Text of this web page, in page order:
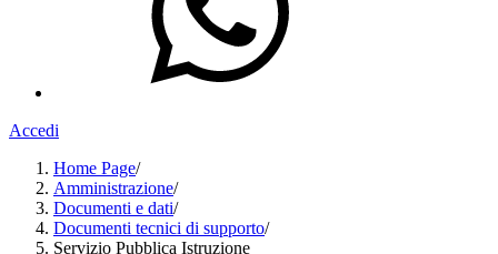
Accedi
Home Page/
Amministrazione/
Documenti e dati/
Documenti tecnici di supporto/
Servizio Pubblica Istruzione